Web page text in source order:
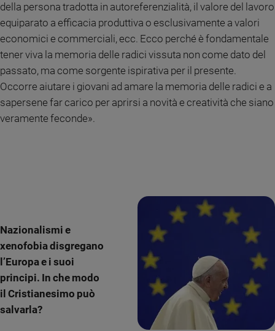
streaming
Libri
Musica
Arte
Famiglia
educazione
giovani
Adolescenza
Bioetica
della persona tradotta in autoreferenzialità, il valore del lavoro
equiparato a efficacia produttiva o esclusivamente a valori
economici e commerciali, ecc. Ecco perché è fondamentale
tener viva la memoria delle radici vissuta non come dato del
passato, ma come sorgente ispirativa per il presente.
Occorre aiutare i giovani ad amare la memoria delle radici e a
sapersene far carico per aprirsi a novità e creatività che siano
veramente feconde».
Nazionalismi e
xenofobia disgregano
l’Europa e i suoi
principi. In che modo
il Cristianesimo può
salvarla?